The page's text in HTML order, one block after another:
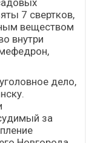
7 свертков,
веществом
внутри
дело,
за